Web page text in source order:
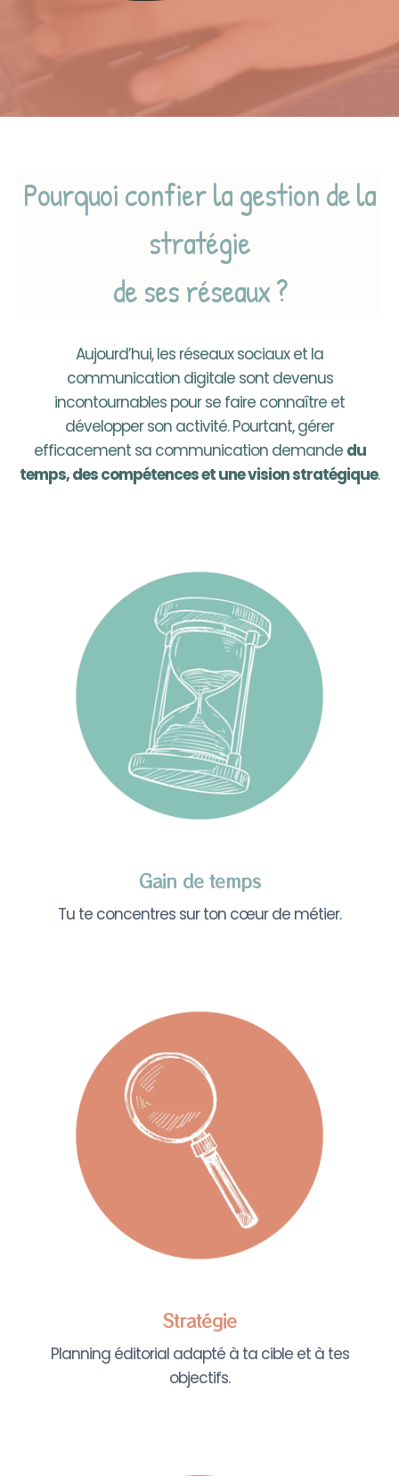
Pourquoi confier la gestion de la
stratégie
de ses réseaux ?
Aujourd’hui, les réseaux sociaux et la
communication digitale sont devenus
incontournables pour se faire connaître et
développer son activité. Pourtant, gérer
efficacement sa communication demande du
temps, des compétences et une vision stratégique.
Gain de temps
Tu te concentres sur ton cœur de métier.
Stratégie
Planning éditorial adapté à ta cible et à tes
objectifs.